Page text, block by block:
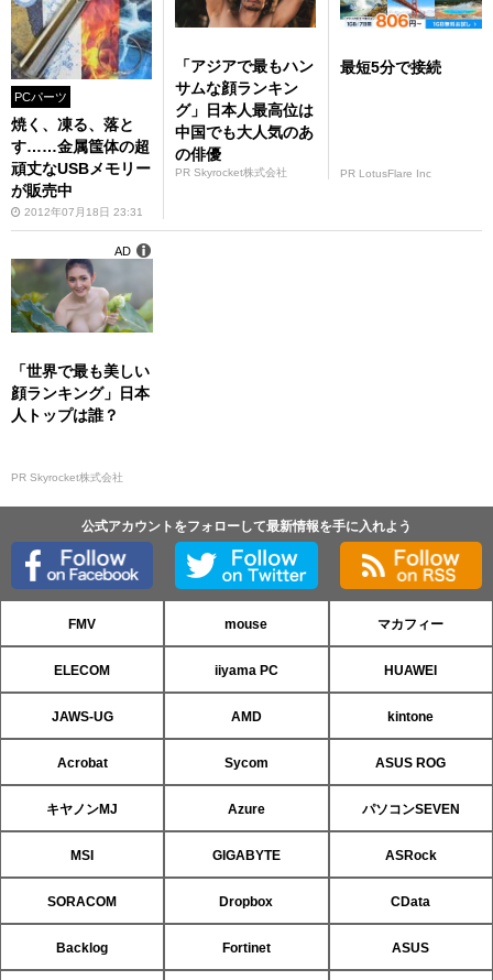
PCパーツ
焼く、凍る、落と
す……金属筺体の超
頑丈なUSBメモリー
が販売中
2012年07月18日 23:31
「アジアで最もハン
サムな顔ランキン
グ」日本人最高位は
中国でも大人気のあ
の俳優
PR Skyrocket株式会社
最短5分で接続
PR LotusFlare Inc
「世界で最も美しい
顔ランキング」日本
人トップは誰？
PR Skyrocket株式会社
AD
公式アカウントをフォローして最新情報を手に入れよう
FMV mouse マカフィー
ELECOM iiyama PC HUAWEI
JAWS-UG AMD kintone
Acrobat Sycom ASUS ROG
キヤノンMJ Azure パソコンSEVEN
MSI GIGABYTE ASRock
SORACOM Dropbox CData
Backlog Fortinet ASUS